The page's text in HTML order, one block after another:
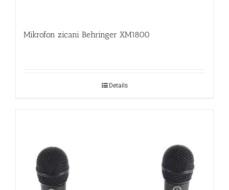
Mikrofon zicani Behringer XM1800
Details